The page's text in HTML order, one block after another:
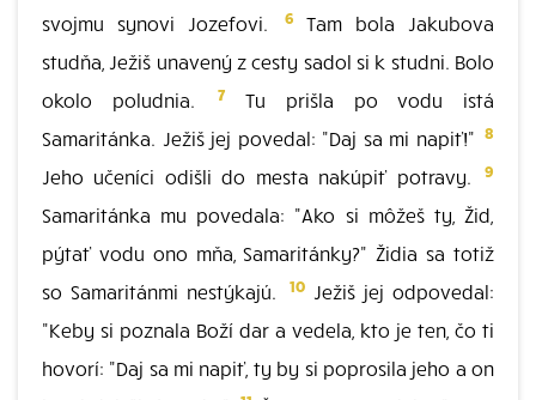
svojmu synovi Jozefovi.
6
Tam bola Jakubova
studňa, Ježiš unavený z cesty sadol si k studni. Bolo
okolo poludnia.
7
Tu prišla po vodu istá
Samaritánka. Ježiš jej povedal: "Daj sa mi napiť!" 8
Jeho učeníci odišli do mesta nakúpiť potravy. 9
Samaritánka mu povedala: "Ako si môžeš ty, Žid,
pýtať vodu ono mňa, Samaritánky?" Židia sa totiž
so Samaritánmi nestýkajú.
10Ježiš jej odpovedal:
"Keby si poznala Boží dar a vedela, kto je ten, čo ti
hovorí: "Daj sa mi napiť, ty by si poprosila jeho a on